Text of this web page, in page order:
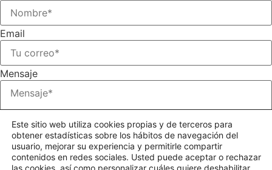
Email
Mensaje
Checkbox Política de privacidad
AceptoPolítica de Privacidad
Este sitio web utiliza cookies propias y de terceros para
obtener estadísticas sobre los hábitos de navegación del
usuario, mejorar su experiencia y permitirle compartir
contenidos en redes sociales. Usted puede aceptar o rechazar
las cookies, así como personalizar cuáles quiere deshabilitar.